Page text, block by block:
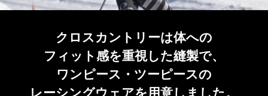
クロスカントリーは体への
フィット感を重視した縫製で、
ワンピース・ツーピースの
レーシングウェアを用意しました。